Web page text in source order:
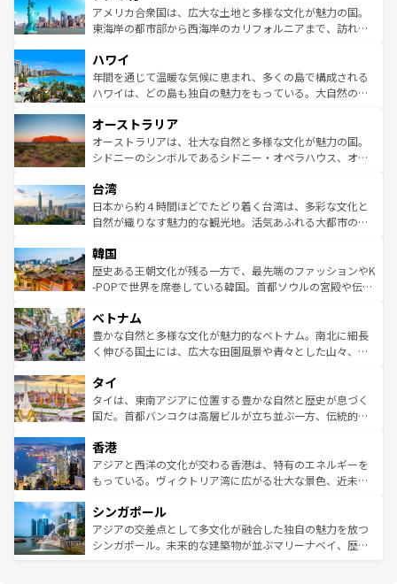
博物館もあり、アルプス観光だけでなく町歩きも満喫する
ことができる。国民の所得が高いため物価も高いが、旅行
ば市内交通費無料で観光を楽しむこともできる。 なお、新
着のスイス情報はコンテンツ一覧 を参照してほしい。
アメリカ合衆国は、広大な土地と多様な文化が魅力の国。
東海岸の都市部から西海岸のカリフォルニアまで、訪れる
のような巨大都市は、観光、ショッピング、エンターテイ
ンメントが詰まった刺激的なスポットだ。一方、アメリカ
西部には大自然が広がり、グランドキャニオンやイエロー
部のニューオーリンズでは、音楽と美食が融合した独特の
文化が魅力。旅行者はアメリカの各地域で異なる魅力を楽
しみながら、その多様性と豊かな歴史を感じることができ
ならではの贅沢な旅のスタイルだ。 なお、新着のアメリカ
情報はコンテンツ一覧を参照してほしい。
ハワイ
年間を通じて温暖な気候に恵まれ、多くの島で構成される
ハワイは、どの島も独自の魅力をもっている。大自然の神
ワイ島は見逃せない。また、定番の観光地といえばオアフ
島だが、静かな自然を求めるならマウイ島やカウアイ島が
おすすめ。エメラルドグリーンに輝く海をはじめ、豊かな
れるおもてなしの心で訪れる人々を迎えてくれるハワイの
人々、おいしいローカルフードやハワイアンミュージッ
ク、伝統的なフラダンスなど、すべてがハワイの魅力を彩
ワイを、存分に味わってほしい。 なお、新着のハワイ情報
はコンテンツ一覧を参照してほしい。
オーストラリア
オーストラリアは、壮大な自然と多様な文化が魅力の国。
シドニーのシンボルであるシドニー・オペラハウス、オー
リアリーフや大陸中央部にそびえるウルル（エアーズロッ
ク）、タスマニアの美しい原生林やケアンズの熱帯雨林な
ど、見どころがたくさん。また、カフェやワイン、オージ
いる。アクティビティも充実しており、サーフィンやダイ
ビング、ハイキングなど、アウトドア好きにはたまらな
い。オーストラリアの多彩な魅力を存分に味わいつくそ
参照してほしい。
台湾
日本から約４時間ほどでたどり着く台湾は、多彩な文化と
自然が織りなす魅力的な観光地。活気あふれる大都市の台
ン）、静ひつな山岳地帯である台湾東部など、都市の喧騒
と山間の静けさが共存しており、訪れる人に新しい発見と
驚きをもたらしてくれる。また、奥深い台湾の食文化も魅
容にもいいと評判のスイーツなど、バラエティ豊かな料理
が味わえる。 なお、新着の台湾情報は コンテンツ一覧を参
照してほしい。
韓国
歴史ある王朝文化が残る一方で、最先端のファッションやK
-POPで世界を席巻している韓国。首都ソウルの宮殿や伝統
き、地方に足を延ばせば四季折々の自然美を楽しむことが
できる。そして、キムチや焼肉、絶品のストリートフード
まで、さまざまな韓国料理が待っている。夜には、韓国な
リティに包まれながら、韓国の多彩な魅力を心ゆくまで味
わってみてほしい。 なお、新着の韓国情報はコンテンツ一
覧を参照してほしい。
ベトナム
豊かな自然と多様な文化が魅力的なベトナム。南北に細長
く伸びる国土には、広大な田園風景や青々とした山々、世
急速な発展と共に伝統が息づく。ハノイの古い町並みやホ
ーチミン市のフランス統治時代の建物も、独特の雰囲気を
醸し出している。また、バラエティの豊かさとおいしさで
とつ。フォーやバインミー、ベトナムコーヒーなどは、ぜ
ひ現地で味わいたい。どの地域を訪れてもあたたかい人々
が旅行者を迎えてくれるので、きっと忘れられない旅にな
参照してほしい。
タイ
タイは、東南アジアに位置する豊かな自然と歴史が息づく
国だ。首都バンコクは高層ビルが立ち並ぶ一方、伝統的な
の活気が交差している。北部ではチェンマイなどの山岳地
帯で自然と触れ合い、南部ではプーケットやクラビの美し
いビーチでリゾート気分を楽しむことができる。タイ料理
激する。気候は一年中温暖で、どの季節にも異なる楽しみ
が待っている。親しみやすいタイの人々、仏教を中心とし
た文化、そして多様な観光資源が、訪れる旅人を魅了し続
香港
アジアと西洋の文化が交わる香港は、特有のエネルギーを
もっている。ヴィクトリア湾に広がる壮大な景色、近未来
み、どこを訪れても感動するはず。観光スポットが密集し
ており、効率よく見どころを回れるのも魅力。息をのむよ
うな絶景から文化的な体験まで、香港を存分に楽しみ尽く
シンガポール
アジアの交差点として多文化が融合した独自の魅力を放つ
シンガポール。未来的な建築物が並ぶマリーナベイ、歴史